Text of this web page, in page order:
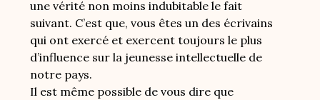
une vérité non moins indubitable le fait
suivant. C’est que, vous êtes un des écrivains
qui ont exercé et exercent toujours le plus
d’influence sur la jeunesse intellectuelle de
notre pays.
Il est même possible de vous dire que